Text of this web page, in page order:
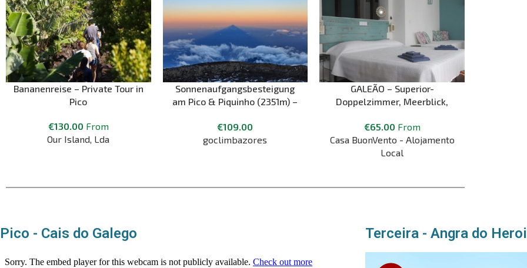
Bananenreise – Private Tour in
Pico
€130.00 From
Our Island, Lda
Sonnenaufgangsbesteigung
am Pico & Piquinho (2351m) –
€109.00
goclimbazores
GALEÃO – Superior-
Doppelzimmer, Meerblick,
€65.00 From
Casa BuonVento - Alojamento
Local
Pico - Cais do Galego Terceira - Angra do